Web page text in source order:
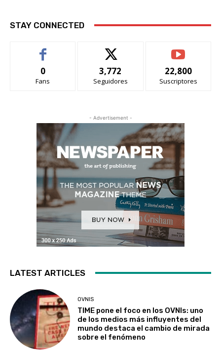
STAY CONNECTED
0
Fans
3,772
Seguidores
22,800
Suscriptores
- Advertisement -
LATEST ARTICLES
OVNIS
TIME pone el foco en los OVNIs: uno
de los medios más influyentes del
mundo destaca el cambio de mirada
sobre el fenómeno